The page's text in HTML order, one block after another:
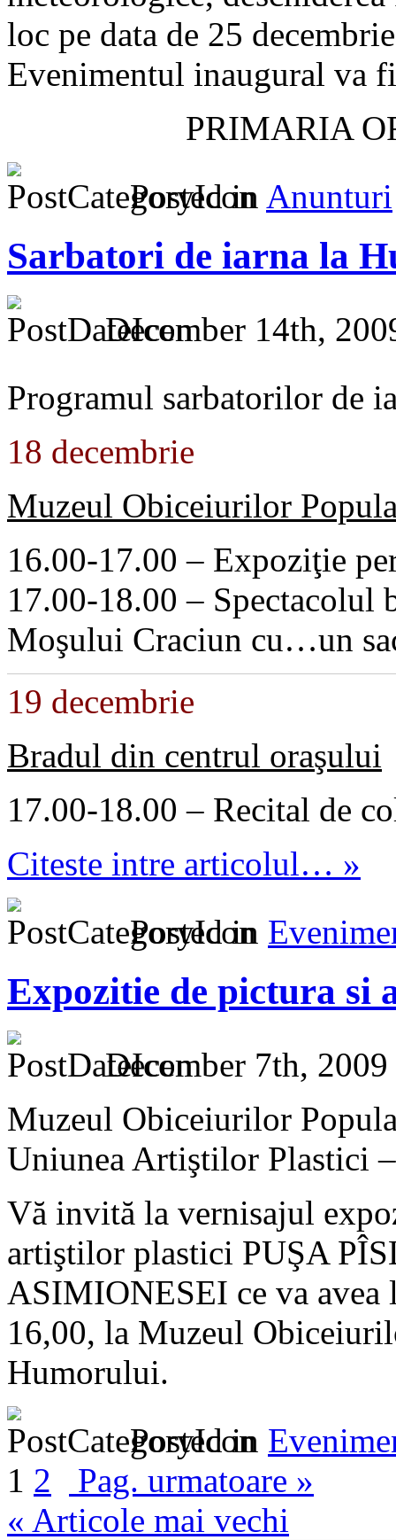
loc pe data de 25
Evenimentul inaugural va
PRIMARIA
Posted in Anunturi
Sarbatori de iarna la
December 14th,
Programul sarbatorilor de
18 decembrie
Muzeul Obiceiurilor
16.00-17.00 – Expoziţie
17.00-18.00 – Spectacolul
Moşului Craciun cu…un
19 decembrie
Bradul din centrul oraşului
17.00-18.00 – Recital de
Citeste intre articolul… »
Posted in
Expozitie de pictura si
December 7th,
Muzeul Obiceiurilor
Uniunea Artiştilor Plastici
Vă invită la vernisajul
artiştilor plastici PUŞA
ASIMIONESEI ce va avea
16,00, la Muzeul
Humorului.
Posted in
1 2
Pag. urmatoare »
« Articole mai vechi